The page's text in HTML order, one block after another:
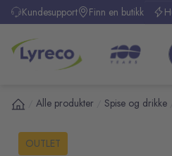
hovedinnhold
Kundesupport Finn en butikk
Alle produkter Spise og drikke
over bilder
OUTLET